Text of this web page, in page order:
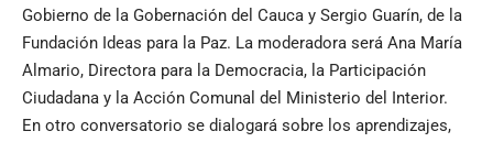
Gobierno de la Gobernación del Cauca y Sergio Guarín, de la
Fundación Ideas para la Paz. La moderadora será Ana María
Almario, Directora para la Democracia, la Participación
Ciudadana y la Acción Comunal del Ministerio del Interior.
En otro conversatorio se dialogará sobre los aprendizajes,